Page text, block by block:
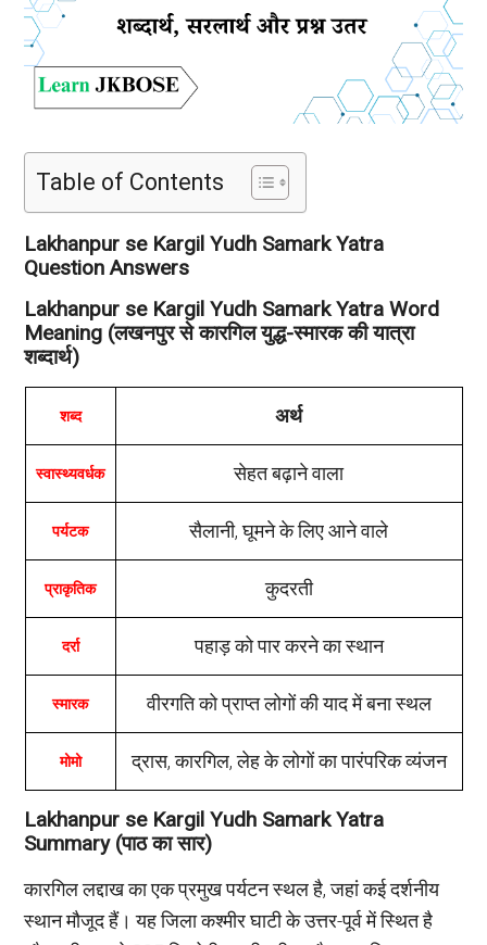
Table of Contents
Lakhanpur se Kargil Yudh Samark Yatra
Question Answers
Lakhanpur se Kargil Yudh Samark Yatra Word
Meaning (लखनपुर से कारगिल युद्ध-स्मारक की यात्रा
शब्दार्थ)
शब्द अर्थ
स्वास्थ्यवर्धक सेहत बढ़ाने वाला
पर्यटक सैलानी, घूमने के लिए आने वाले
प्राकृतिक कुदरती
दर्रा पहाड़ को पार करने का स्थान
स्मारक वीरगति को प्राप्त लोगों की याद में बना स्थल
मोमो द्रास, कारगिल, लेह के लोगों का पारंपरिक व्यंजन
Lakhanpur se Kargil Yudh Samark Yatra
Summary (पाठ का सार)
कारगिल लद्दाख का एक प्रमुख पर्यटन स्थल है, जहां कई दर्शनीय
स्थान मौजूद हैं। यह जिला कश्मीर घाटी के उत्तर-पूर्व में स्थित है